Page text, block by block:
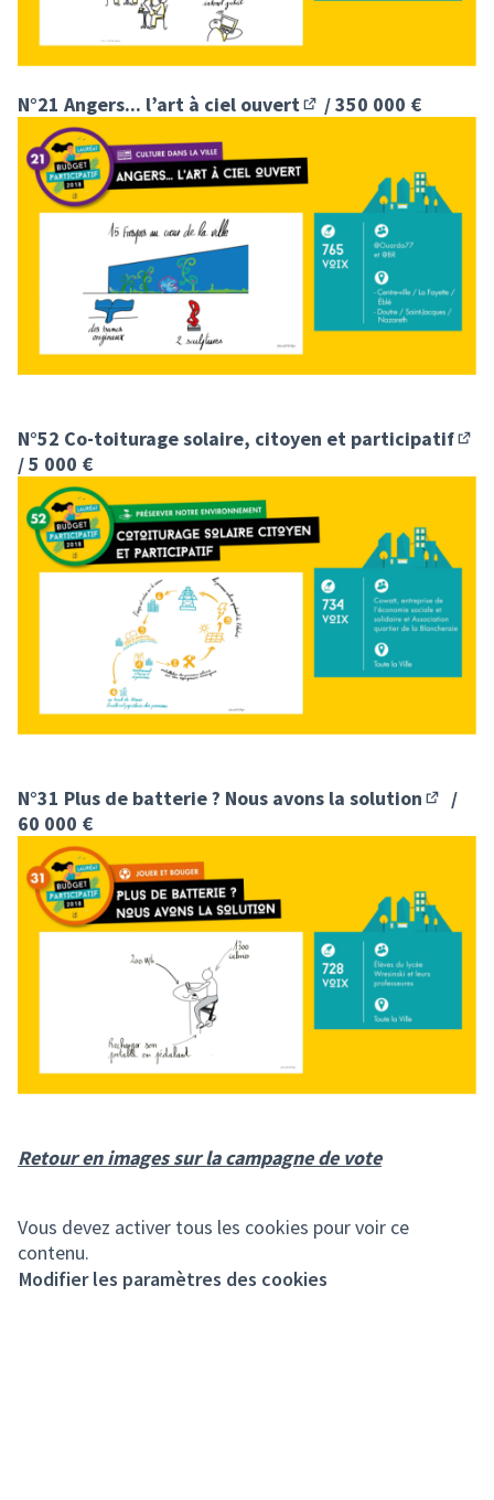
N°21 Angers... l’art à ciel ouvert
(S'ouvre dans un
/ 350 000 €
N°52 Co-toiturage solaire, citoyen et participatif
/ 5 000 €
N°31 Plus de batterie ? Nous avons la solution
/
60 000 €
Retour en images sur la campagne de vote
Vous devez activer tous les cookies pour voir ce
contenu.
Modifier les paramètres des cookies